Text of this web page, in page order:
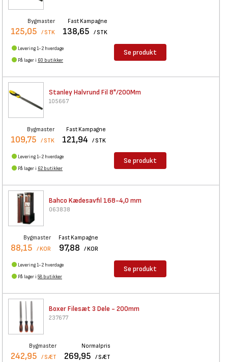
Bygmaster
125,05 / STK
Fast Kampagne
138,65 / STK
Levering 1-2 hverdage
På lager i 60 butikker
Se produkt
Stanley Halvrund Fil 8"/200Mm
105667
Bygmaster
109,75 / STK
Fast Kampagne
121,94 / STK
Levering 1-2 hverdage
På lager i 62 butikker
Se produkt
Bahco Kædesavfil 168-4,0 mm
063838
Bygmaster
88,15 / KOR
Fast Kampagne
97,88 / KOR
Levering 1-2 hverdage
På lager i 58 butikker
Se produkt
Boxer Filesæt 3 Dele - 200mm
237677
Bygmaster
242,95 / SÆT
Normalpris
269,95 / SÆT